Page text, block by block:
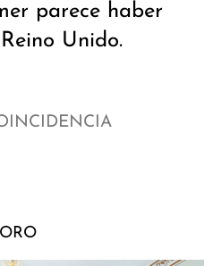
parece haber
Unido.